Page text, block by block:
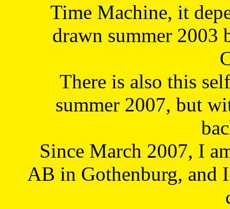
Time Machine, it
drawn summer 2003
There is also this
summer 2007, but
Since March 2007, I
AB in Gothenburg, and